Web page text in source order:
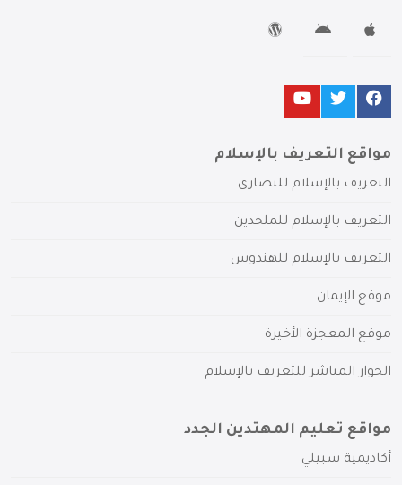
مواقع التعريف بالإسلام
التعريف بالإسلام للنصارى
التعريف بالإسلام للملحدين
التعريف بالإسلام للهندوس
موقع الإيمان
موقع المعجزة الأخيرة
الحوار المباشر للتعريف بالإسلام
مواقع تعليم المهتدين الجدد
أكاديمية سبيلي